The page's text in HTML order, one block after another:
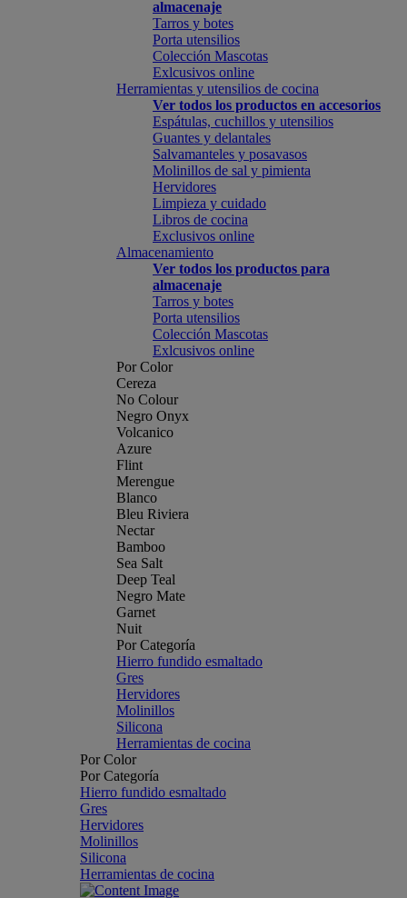
almacenaje
Tarros y botes
Porta utensilios
Colección Mascotas
Exlcusivos online
Herramientas y utensilios de cocina
Ver todos los productos en accesorios
Espátulas, cuchillos y utensilios
Guantes y delantales
Salvamanteles y posavasos
Molinillos de sal y pimienta
Hervidores
Limpieza y cuidado
Libros de cocina
Exclusivos online
Almacenamiento
Ver todos los productos para
almacenaje
Tarros y botes
Porta utensilios
Colección Mascotas
Exlcusivos online
Por Color
Cereza
No Colour
Negro Onyx
Volcanico
Azure
Flint
Merengue
Blanco
Bleu Riviera
Nectar
Bamboo
Sea Salt
Deep Teal
Negro Mate
Garnet
Nuit
Por Categoría
Hierro fundido esmaltado
Gres
Hervidores
Molinillos
Silicona
Herramientas de cocina
Por Color
Por Categoría
Hierro fundido esmaltado
Gres
Hervidores
Molinillos
Silicona
Herramientas de cocina